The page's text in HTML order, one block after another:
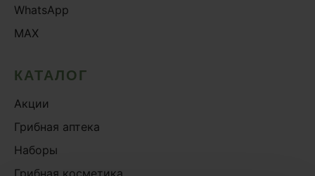
WhatsApp
MAX
КАТАЛОГ
Акции
Грибная аптека
Наборы
Грибная косметика